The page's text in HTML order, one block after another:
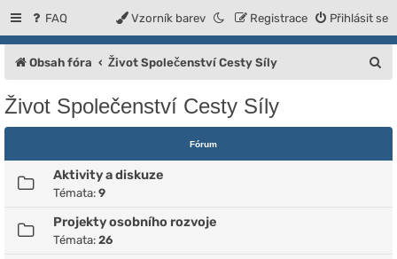
FAQ Přihlásit se
Registrace
Vzorník barev
Obsah fóra Život Společenství Cesty Síly
a
Život Společenství Cesty Síly
Fórum
Aktivity a diskuze
Témata: 9
Projekty osobního rozvoje
Témata: 26